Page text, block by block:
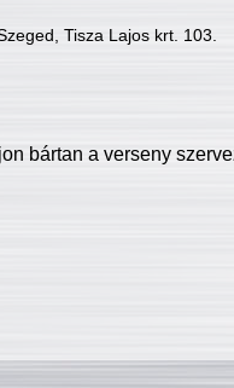
Tisza Lajos krt. 103.
bártan a verseny